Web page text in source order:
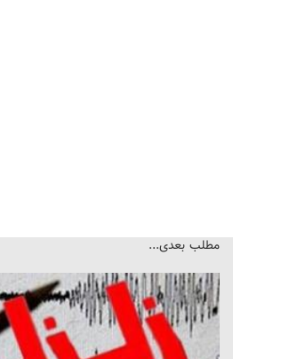
مطلب بعدی...